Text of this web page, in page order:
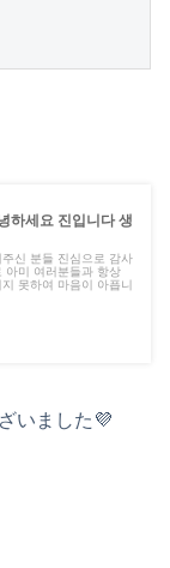
하세요 진입니다 생
신 분들 진심으로 감사
아미 여러분들과 항상
못하여 마음이 아픕니
いました💜